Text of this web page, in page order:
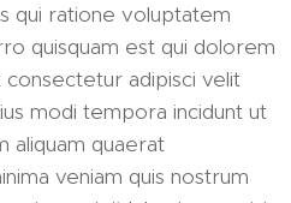
qui ratione voluptatem
quisquam est qui dolorem
adipisci velit
modi tempora incidunt ut
aliquam quaerat
veniam quis nostrum